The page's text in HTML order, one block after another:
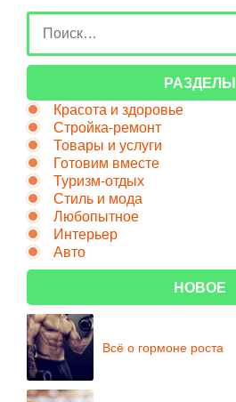
РАЗДЕЛЫ
Красота и здоровье
Стройка-ремонт
Товары и услуги
Готовим вместе
Туризм-отдых
Стиль и мода
Любопытное
Интерьер
Авто
НОВОЕ
Всё о гормоне роста